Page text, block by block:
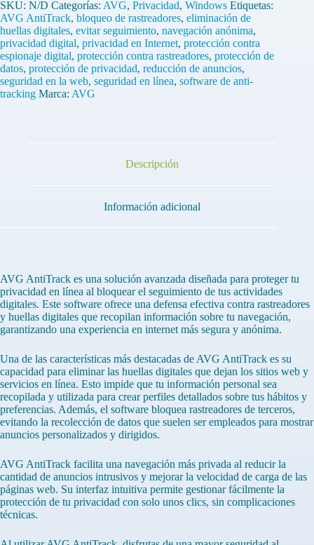
SKU: N/D Categorías: AVG, Privacidad, Windows Etiquetas:
AVG AntiTrack, bloqueo de rastreadores, eliminación de
huellas digitales, evitar seguimiento, navegación anónima,
privacidad digital, privacidad en Internet, protección contra
espionaje digital, protección contra rastreadores, protección de
datos, protección de privacidad, reducción de anuncios,
seguridad en la web, seguridad en línea, software de anti-
tracking Marca: AVG
Descripción
Información adicional
AVG AntiTrack es una solución avanzada diseñada para proteger tu
privacidad en línea al bloquear el seguimiento de tus actividades
digitales. Este software ofrece una defensa efectiva contra rastreadores
y huellas digitales que recopilan información sobre tu navegación,
garantizando una experiencia en internet más segura y anónima.
Una de las características más destacadas de AVG AntiTrack es su
capacidad para eliminar las huellas digitales que dejan los sitios web y
servicios en línea. Esto impide que tu información personal sea
recopilada y utilizada para crear perfiles detallados sobre tus hábitos y
preferencias. Además, el software bloquea rastreadores de terceros,
evitando la recolección de datos que suelen ser empleados para mostrar
anuncios personalizados y dirigidos.
AVG AntiTrack facilita una navegación más privada al reducir la
cantidad de anuncios intrusivos y mejorar la velocidad de carga de las
páginas web. Su interfaz intuitiva permite gestionar fácilmente la
protección de tu privacidad con solo unos clics, sin complicaciones
técnicas.